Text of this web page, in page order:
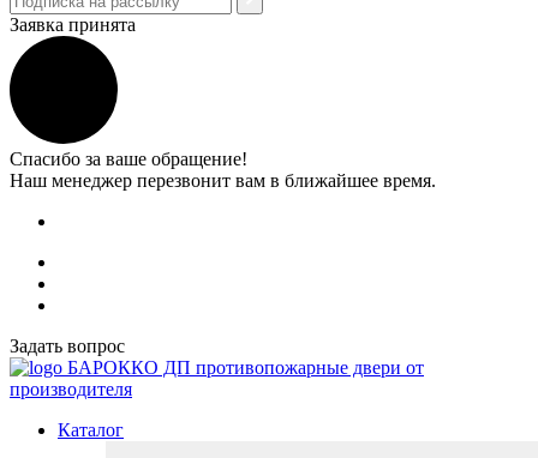
Заявка принята
Спасибо за ваше обращение!
Наш менеджер перезвонит вам в ближайшее время.
Задать вопрос
БАРОККО ДП противопожарные двери от
производителя
Каталог